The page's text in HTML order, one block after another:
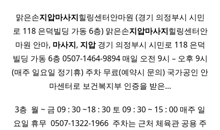
맑은손지압마사지힐링센터안마원 (경기 의정부시 시민
로 118 은덕빌딩 가동 6층) 맑은손지압마사지힐링센터안
마원 안마, 마사지, 지압경기 의정부시 시민로 118 은덕
빌딩 가동 6층 0507-1464-9894 매일 오전 9시 – 오후 9시
(매주 일요일 정기휴) 주차 무료(예약시 문의) 국가공인 안
마센터로 보건복지부 인증을 받은…
3층 ​ 월 ~ 금 09 : 30 ~18 : 30 토 09 : 30 ~ 15 : 00 매주 일
요일 휴무 ​ 0507-1322-1966 ​ 주차는 근처 체육관 공용 주